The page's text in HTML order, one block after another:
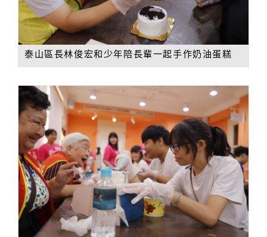
泰山區長林俊宏和少年陪長輩一起手作奶油蛋糕